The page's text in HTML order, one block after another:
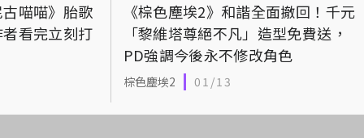
喵喵》胎歌
看完立刻打
《棕色塵埃2》和諧全面撤回！千元
「黎維塔尊絕不凡」造型免費送，
PD強調今後永不修改角色
棕色塵埃2 01/13